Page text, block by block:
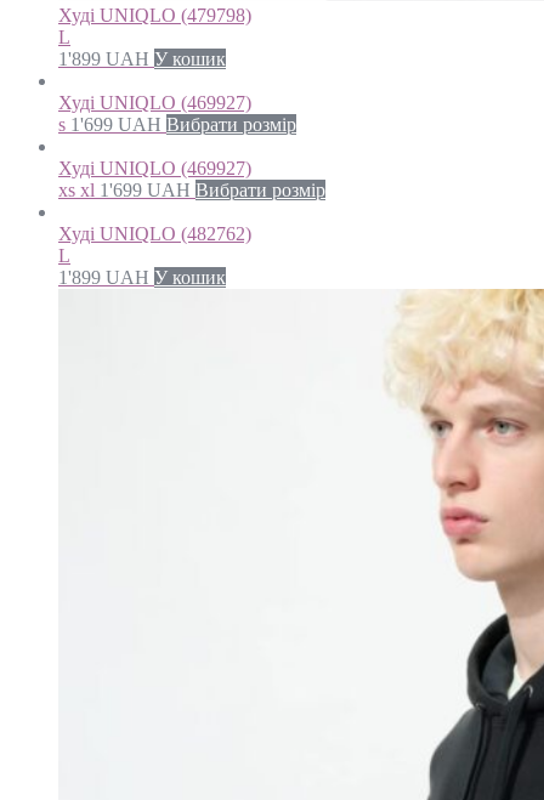
Худі UNIQLO (479798)
L
1'899 UAH У кошик
Худі UNIQLO (469927)
s 1'699 UAH Вибрати розмір
Худі UNIQLO (469927)
xs xl 1'699 UAH Вибрати розмір
Худі UNIQLO (482762)
L
1'899 UAH У кошик